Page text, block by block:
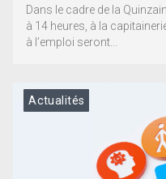
Dans le cadre de la
à 14 heures, à la
à l’emploi seront...
Actualités